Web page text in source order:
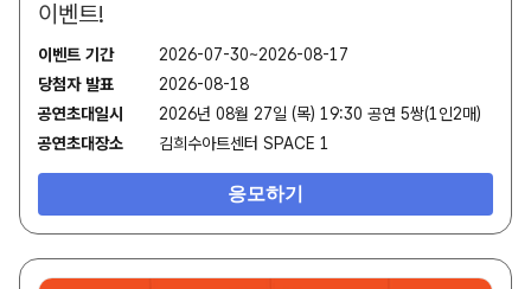
이벤트!
이벤트 기간
2026-07-30~2026-08-17
당첨자 발표
2026-08-18
공연초대일시
2026년 08월 27일 (목) 19:30 공연 5쌍(1인2매)
공연초대장소
김희수아트센터 SPACE 1
응모하기